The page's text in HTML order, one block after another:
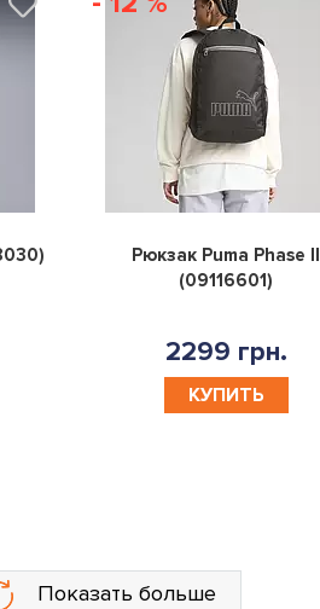
0
Рюкзак Puma Phase II
(09116601)
2299 грн.
КУПИТЬ
Показать больше